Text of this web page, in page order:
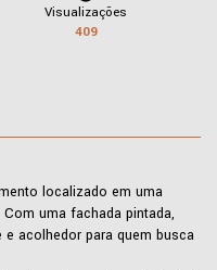
Visualizações
409
localizado em uma
uma fachada pintada,
acolhedor para quem busca